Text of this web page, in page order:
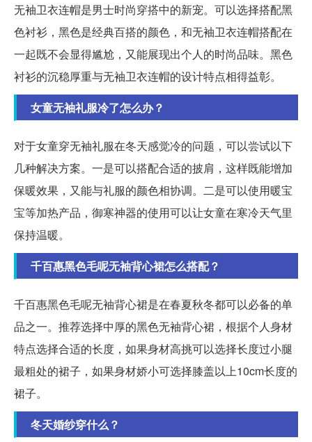
无袖卫衣连帽是男士时尚穿搭中的新宠。可以选择搭配黑
色衬衫，黑色是经典百搭的颜色，和无袖卫衣连帽搭配在
一起既不会显得尴尬，又能展现出个人的时尚品味。黑色
衬衫的沉稳厚重与无袖卫衣连帽的设计特点相得益彰。
女童无袖礼服冷了怎么办？
对于女童穿无袖礼服在冬天感觉冷的问题，可以尝试以下
几种解决方案。一是可以搭配合适的披肩，这样既能增加
保暖效果，又能与礼服的颜色相协调。二是可以使用暖宝
宝等加热产品，御寒神器的使用可以让女童在寒冷天气里
保持温暖。
千百惠黑色毛呢无袖背心裙怎么搭配？
千百惠黑色毛呢无袖背心裙是在春夏秋冬都可以必备的单
品之一。推荐选择中厚的黑色无袖背心裙，根据个人身材
特点选择合适的长度，如果身材高挑可以选择长度过小腿
最粗处的裙子，如果身材娇小可选择膝盖以上10cm长度的
裙子。
冬天婚纱穿什么？